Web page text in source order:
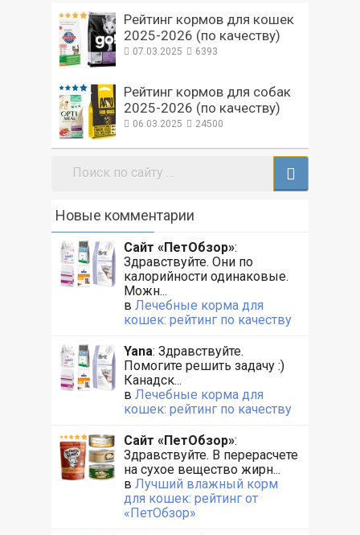
Рейтинг кормов для кошек
2025-2026 (по качеству)
07.03.2025 6393
Рейтинг кормов для собак
2025-2026 (по качеству)
06.03.2025 24500
Новые комментарии
Сайт «ПетОбзор»:
Здравствуйте. Они по
калорийности одинаковые.
Можн...
в Лечебные корма для
кошек: рейтинг по качеству
Yana: Здравствуйте.
Помогите решить задачу :)
Канадск...
в Лечебные корма для
кошек: рейтинг по качеству
Сайт «ПетОбзор»:
Здравствуйте. В перерасчете
на сухое вещество жирн...
в Лучший влажный корм
для кошек: рейтинг от
«ПетОбзор»